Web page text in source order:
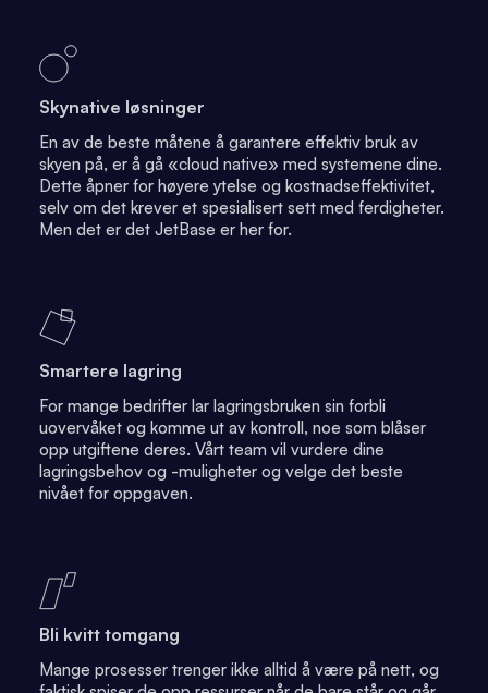
Skynative løsninger
En av de beste måtene å garantere effektiv bruk av
skyen på, er å gå «cloud native» med systemene dine.
Dette åpner for høyere ytelse og kostnadseffektivitet,
selv om det krever et spesialisert sett med ferdigheter.
Men det er det JetBase er her for.
Smartere lagring
For mange bedrifter lar lagringsbruken sin forbli
uovervåket og komme ut av kontroll, noe som blåser
opp utgiftene deres. Vårt team vil vurdere dine
lagringsbehov og -muligheter og velge det beste
nivået for oppgaven.
Bli kvitt tomgang
Mange prosesser trenger ikke alltid å være på nett, og